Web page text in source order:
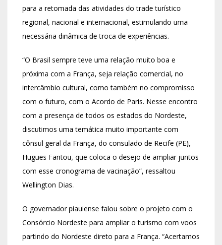
para a retomada das atividades do trade turístico
regional, nacional e internacional, estimulando uma
necessária dinâmica de troca de experiências.
“O Brasil sempre teve uma relação muito boa e
próxima com a França, seja relação comercial, no
intercâmbio cultural, como também no compromisso
com o futuro, com o Acordo de Paris. Nesse encontro
com a presença de todos os estados do Nordeste,
discutimos uma temática muito importante com
cônsul geral da França, do consulado de Recife (PE),
Hugues Fantou, que coloca o desejo de ampliar juntos
com esse cronograma de vacinação”, ressaltou
Wellington Dias.
O governador piauiense falou sobre o projeto com o
Consórcio Nordeste para ampliar o turismo com voos
partindo do Nordeste direto para a França. “Acertamos